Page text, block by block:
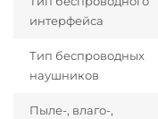
интерфейса
Тип беспроводных
наушников
Пыле-, влаго-,